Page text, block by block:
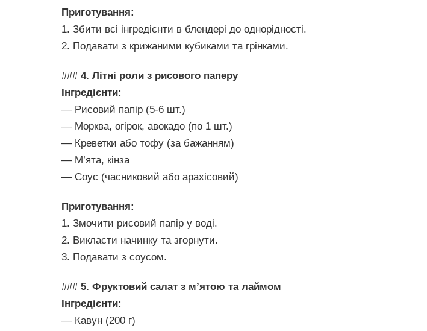
Приготування:
1. Збити всі інгредієнти в блендері до однорідності.
2. Подавати з крижаними кубиками та грінками.
### 4. Літні роли з рисового паперу
Інгредієнти:
— Рисовий папір (5-6 шт.)
— Морква, огірок, авокадо (по 1 шт.)
— Креветки або тофу (за бажанням)
— М’ята, кінза
— Соус (часниковий або арахісовий)
Приготування:
1. Змочити рисовий папір у воді.
2. Викласти начинку та згорнути.
3. Подавати з соусом.
### 5. Фруктовий салат з м’ятою та лаймом
Інгредієнти:
— Кавун (200 г)